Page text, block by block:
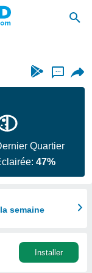
...
Quartier
47%
semaine
Installer